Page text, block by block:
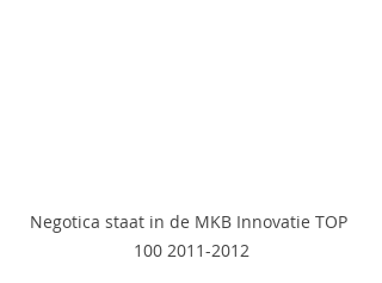
Negotica staat in de MKB Innovatie TOP
100 2011-2012